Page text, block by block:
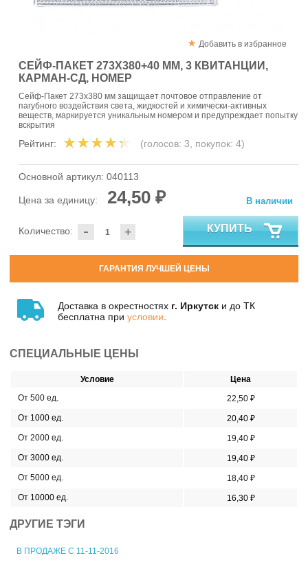
Добавить в избранное
СЕЙФ-ПАКЕТ 273Х380+40 ММ, 3 КВИТАНЦИИ,
КАРМАН-СД, НОМЕР
Сейф-Пакет 273х380 мм защищает почтовое отправление от
пагубного воздействия света, жидкостей и химически-активных
веществ, маркируется уникальным номером и предупреждает попытку
вскрытия
Рейтинг: (голосов: 3, покупок: 4)
Основной артикул: 040113
Цена за единицу: 24,50 ₽
- +
Количество:
В наличии
КУПИТЬ
ГАРАНТИЯ ЛУЧШЕЙ ЦЕНЫ
Доставка в окрестностях г. Иркутск и до ТК
бесплатна при условии
СПЕЦИАЛЬНЫЕ ЦЕНЫ
Условие
Цена
От 500 ед.
22,50 ₽
От 1000 ед.
20,40 ₽
От 2000 ед.
19,40 ₽
От 3000 ед.
19,40 ₽
От 5000 ед.
18,40 ₽
От 10000 ед.
16,30 ₽
ДРУГИЕ ТЭГИ
В ПРОДАЖЕ С 11-11-2016